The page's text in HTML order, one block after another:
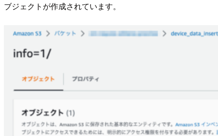
ブジェクトが作成されています。